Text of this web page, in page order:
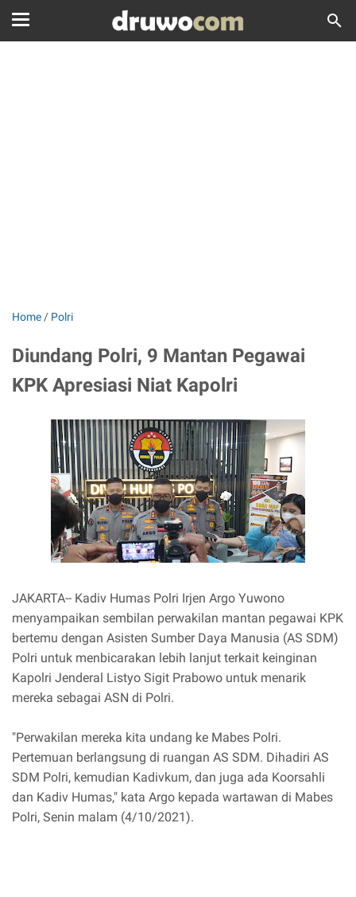
Home / Polri
Diundang Polri, 9 Mantan Pegawai
KPK Apresiasi Niat Kapolri
JAKARTA-- Kadiv Humas Polri Irjen Argo Yuwono
menyampaikan sembilan perwakilan mantan pegawai KPK
bertemu dengan Asisten Sumber Daya Manusia (AS SDM)
Polri untuk menbicarakan lebih lanjut terkait keinginan
Kapolri Jenderal Listyo Sigit Prabowo untuk menarik
mereka sebagai ASN di Polri.
"Perwakilan mereka kita undang ke Mabes Polri.
Pertemuan berlangsung di ruangan AS SDM. Dihadiri AS
SDM Polri, kemudian Kadivkum, dan juga ada Koorsahli
dan Kadiv Humas," kata Argo kepada wartawan di Mabes
Polri, Senin malam (4/10/2021).